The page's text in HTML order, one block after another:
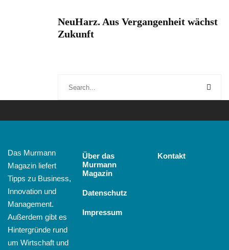
NeuHarz. Aus Vergangenheit wächst
Zukunft
Das Murmann
Magazin liefert
Tipps zu Business,
Innovation und
Management.
Außerdem gibt es
Hintergründe rund
um Wirtschaft und
Über das
Murmann
Magazin
Datenschutz
Impressum
Kontakt